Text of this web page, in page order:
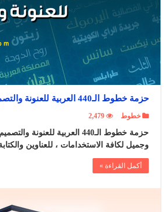
حزمة خطوط الـ440 العربية للعنونة والتصميم والكتابة
خطوط 2,479
وجميل لكافة الاستخدامات ، للعناوين
أكمل القراءة »